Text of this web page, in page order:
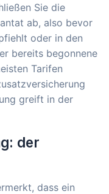
Sie die
ab, also bevor
oder in den
bereits begonnene
Tarifen
greift in der
der
dass ein